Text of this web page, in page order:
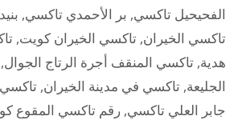
الفحيحيل تاكسي, بر الأحمدي تاكسي,
تاكسي الخيران, تاكسي الخيران كويت,
هدية, تاكسي المنقف أجرة الرتاج الجوال,
الجليعة, تاكسي في مدينة الخيران, تاكسي
جابر العلي تاكسي, رقم تاكسي المقوع